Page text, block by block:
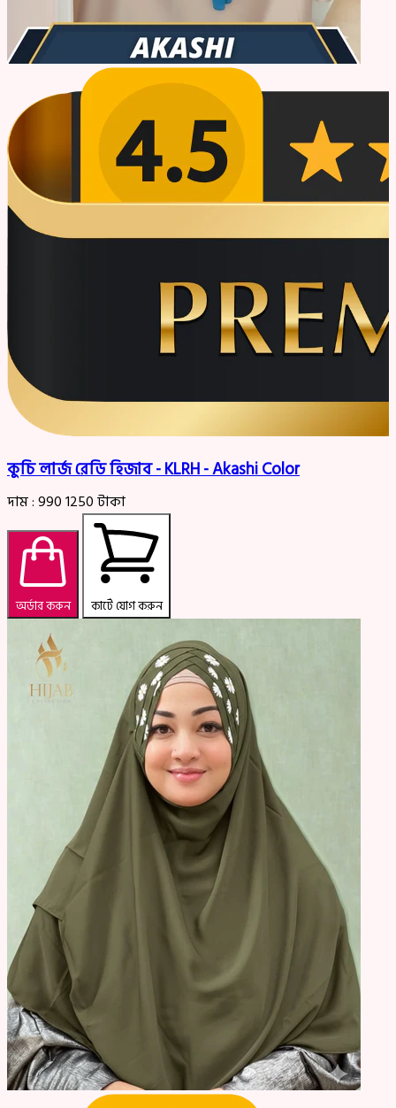
কুচি লার্জ রেডি হিজাব - KLRH - Akashi Color
দাম :9901250টাকা
অর্ডার করুন কার্টে যোগ করুন